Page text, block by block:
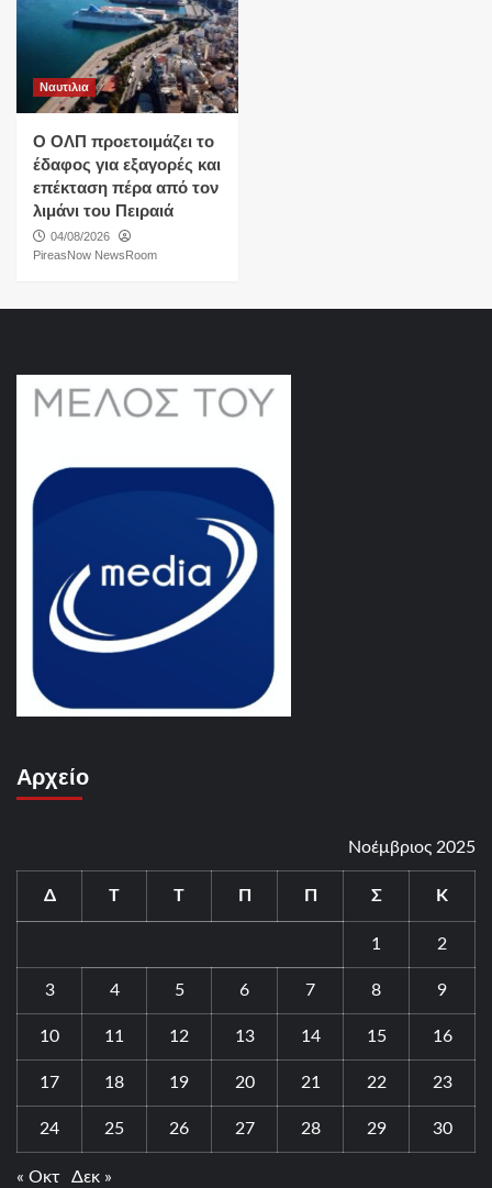
Ναυτιλια
O ΟΛΠ προετοιμάζει το
έδαφος για εξαγορές και
επέκταση πέρα από τον
λιμάνι του Πειραιά
04/08/2026
PireasNow NewsRoom
Αρχείο
Νοέμβριος 2025
Δ Τ Τ Π Π Σ Κ
1 2
3 4 5 6 7 8 9
10 11 12 13 14 15 16
17 18 19 20 21 22 23
24 25 26 27 28 29 30
« Οκτ Δεκ »